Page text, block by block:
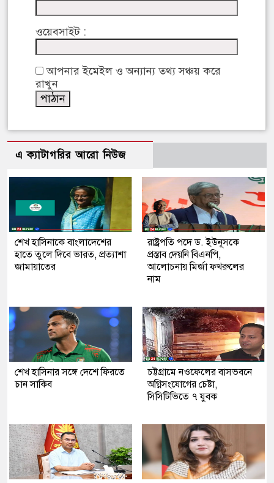
ওয়েবসাইট :
আপনার ইমেইল ও অন্যান্য তথ্য সঞ্চয় করে
রাখুন
এ ক্যাটাগরির আরো নিউজ
শেখ হাসিনাকে বাংলাদেশের
হাতে তুলে দিবে ভারত, প্রত্যাশা
জামায়াতের
রাষ্ট্রপতি পদে ড. ইউনূসকে
প্রস্তাব দেয়নি বিএনপি,
আলোচনায় মির্জা ফখরুলের
নাম
শেখ হাসিনার সঙ্গে দেশে ফিরতে
চান সাকিব
চট্টগ্রামে নওফেলের বাসভবনে
অগ্নিসংযোগের চেষ্টা,
সিসিটিভিতে ৭ যুবক